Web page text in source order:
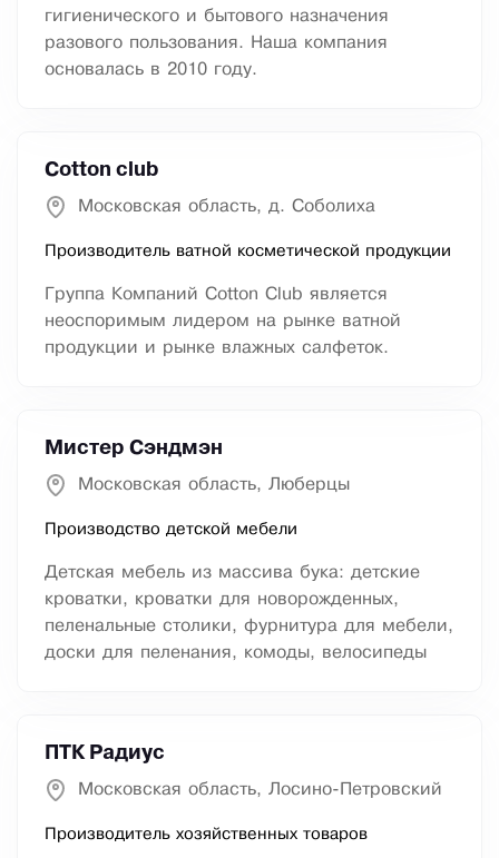
гигиенического и бытового назначения
разового пользования. Наша компания
основалась в 2010 году.
Cotton club
Московская область, д. Соболиха
Производитель ватной косметической продукции
Группа Компаний Cotton Club является
неоспоримым лидером на рынке ватной
продукции и рынке влажных салфеток.
Мистер Сэндмэн
Московская область, Люберцы
Производство детской мебели
Детская мебель из массива бука: детские
кроватки, кроватки для новорожденных,
пеленальные столики, фурнитура для мебели,
доски для пеленания, комоды, велосипеды
ПТК Радиус
Московская область, Лосино-Петровский
Производитель хозяйственных товаров